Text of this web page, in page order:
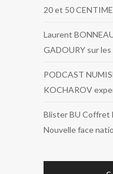
20 et 50
Laurent
GADOURY sur
PODCAST
KOCHAROV
Blister BU Coffret
Nouvelle face